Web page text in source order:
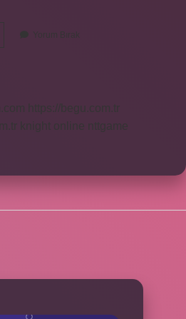
Yorum Bırak
https://begu.com.tr
knight online
nttgame